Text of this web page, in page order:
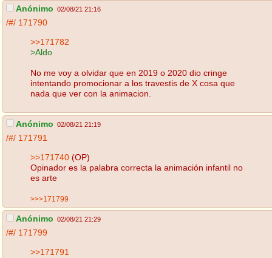
Anónimo 02/08/21 21:16
/#/ 171790
>>171782
>Aldo
No me voy a olvidar que en 2019 o 2020 dio cringe
intentando promocionar a los travestis de X cosa que
nada que ver con la animacion.
Anónimo 02/08/21 21:19
/#/ 171791
>>171740 (OP)
Opinador es la palabra correcta la animación infantil no
es arte
>>>171799
Anónimo 02/08/21 21:29
/#/ 171799
>>171791